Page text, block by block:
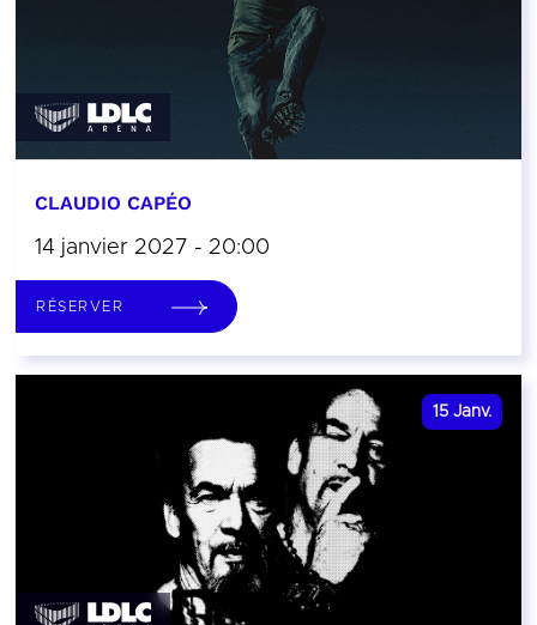
CLAUDIO CAPÉO
14 janvier 2027 - 20:00
RÉSERVER
15 Janv.